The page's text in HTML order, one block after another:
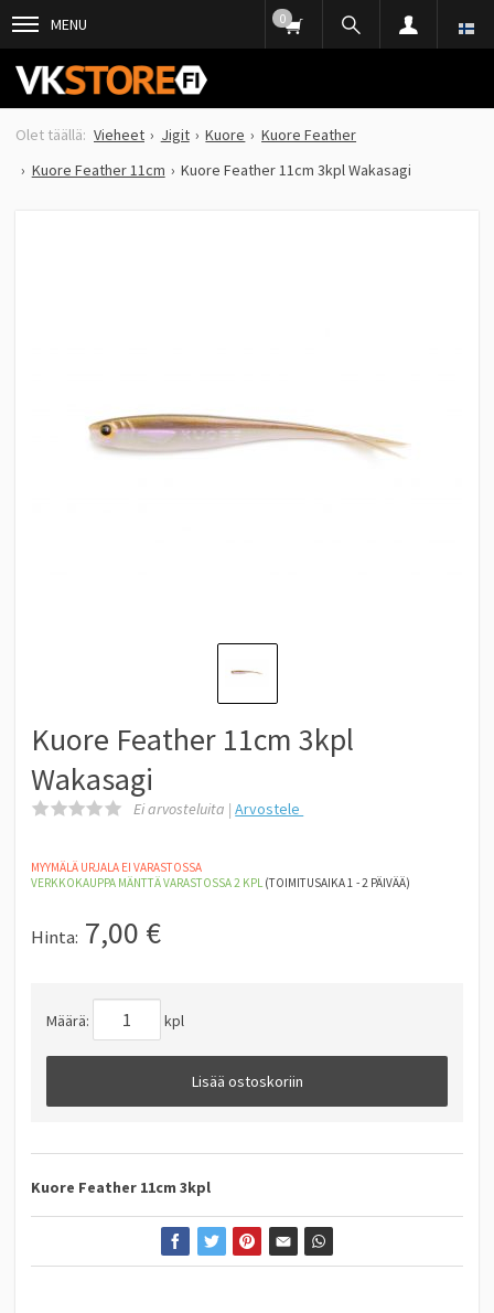
MENU 0
Vieheet Jigit Kuore
Kuore Feather
Kuore Feather 11cm
Kuore Feather 11cm 3kpl Wakasagi
Kuore Feather 11cm 3kpl
Wakasagi
Ei arvosteluita |Arvostele
MYYMÄLÄ URJALA EI VARASTOSSA
VERKKOKAUPPA MÄNTTÄVARASTOSSA 2 KPL(TOIMITUSAIKA 1 - 2 PÄIVÄÄ)
Hinta: 7,00 €
Määrä: kpl
Lisää ostoskoriin
Kuore Feather 11cm 3kpl